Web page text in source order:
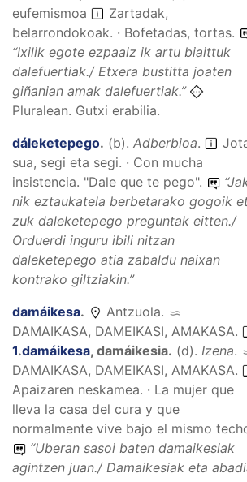
eufemismoa
Zartadak,
belarrondokoak. · Bofetadas, tortas.
“Ixilik egote ezpaaiz ik artu biaittuk
dalefuertiak./ Etxera bustitta joaten
giñanian amak dalefuertiak.”
Pluralean. Gutxi erabilia.
dáleketepego. (b). Adberbioa.
sua, segi eta segi. · Con mucha
insistencia. "Dale que te pego".
“
nik eztaukatela berbetarako gogoik
zuk daleketepego preguntak eitten./
Orduerdi inguru ibili nitzan
daleketepego atia zabaldu naixan
kontrako giltziakin.”
damáikesa.
Antzuola.
DAMAIKASA, DAMEIKASI, AMAKASA.
1.damáikesa, damáikesia. (d). Izena.
DAMAIKASA, DAMEIKASI, AMAKASA.
Apaizaren neskamea. · La mujer que
lleva la casa del cura y que
normalmente vive bajo el mismo
“Uberan sasoi baten damaikesiak
agintzen juan./ Damaikesiak eta